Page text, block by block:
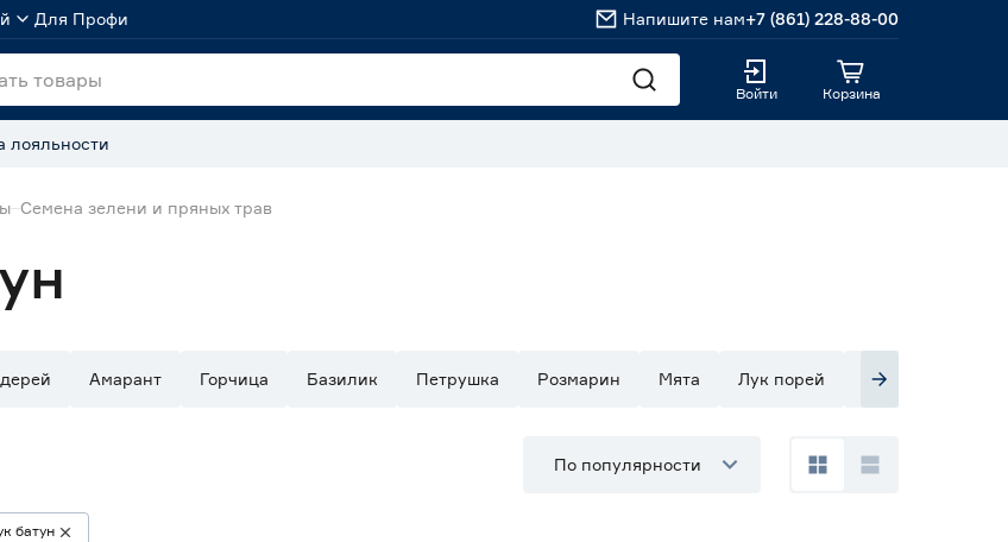
Для Профи Напишите нам+7 (861) 228-88-00
Войти Корзина
лояльности
Семена зелени и пряных трав
Амарант Горчица Базилик Петрушка Розмарин Мята Лук порей Кориандр
По популярности
батун